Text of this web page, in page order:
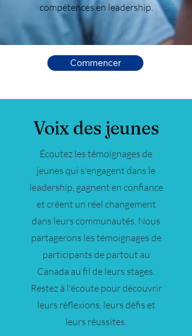
compétences en leadership.
Commencer
Voix des jeunes
Écoutez les témoignages de
jeunes qui s'engagent dans le
leadership, gagnent en confiance
et créent un réel changement
dans leurs communautés. Nous
partagerons les témoignages de
participants de partout au
Canada au fil de leurs stages.
Restez à l'écoute pour découvrir
leurs réflexions, leurs défis et
leurs réussites.